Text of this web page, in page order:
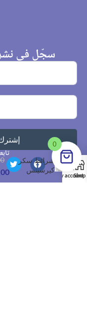
سجّل في
شرائط سكر
كيرسينس
0
Shop
My account